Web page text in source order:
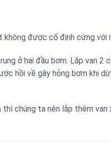
được cố định cứng với
ở hai đầu bơm. Lắp van
hồi về gây hỏng bơm khi
chúng ta nên lắp thêm van